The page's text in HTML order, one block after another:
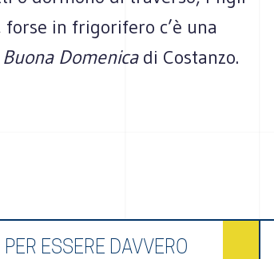
in frigorifero c’è una
Buona Domenica di Costanzo.
PER ESSERE DAVVERO